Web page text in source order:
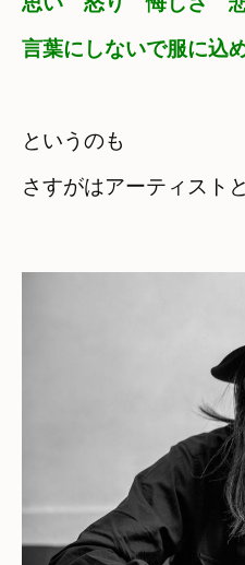
言葉にしないで服に込
というのも
さすがはアーティスト